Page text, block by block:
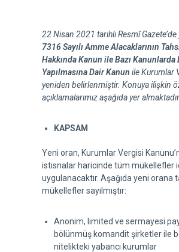
22 Nisan 2021 tarihli Resmî Gazete’de
7316 Sayılı Amme Alacaklarının
Hakkında Kanun ile Bazı
Yapılmasına Dair Kanun ile Kurumlar
yeniden belirlenmiştir. Konuya ilişkin
açıklamalarımız aşağıda yer almaktadır.
KAPSAM
Yeni oran, Kurumlar Vergisi
istisnalar haricinde tüm mükellefler
uygulanacaktır. Aşağıda yeni orana
mükellefler sayılmıştır:
Anonim, limited ve sermayesi
bölünmüş komandit şirketler ile
nitelikteki yabancı kurumlar